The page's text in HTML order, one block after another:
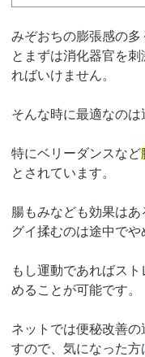
みぞおちの膨張感の
とまずは消化器官を
ればいけません。
そんな時に最適なのは
特にベリーダンスなど
とされています。
腸もみなども効果は
グイ揉むのは途中でや
もし運動であればス
めることが可能です。
ネットでは便秘改善
すので、気になった方